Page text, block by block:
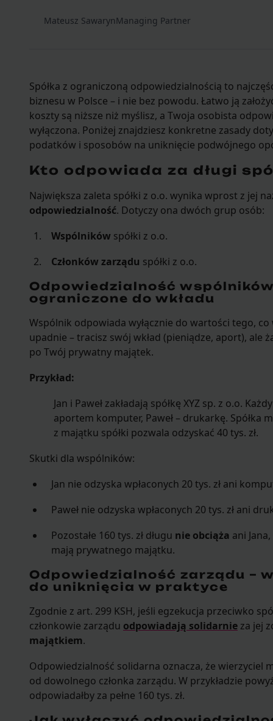
Mateusz SawarynManaging Partner
Spółka z ograniczoną odpowiedzialnością to
biznesu w Polsce – i nie bez powodu. Łatwo ją
koszty są niższe niż myślisz, a Twoja osobista
wyłączona. Poniżej znajdziesz konkretne zasady
podatków i sposobów na uniknięcie podwójnego
Kto odpowiada za długi
Największa zaleta spółki z o.o. wynika wprost z jej
odpowiedzialność. Dotyczy ona dwóch grup osób:
Wspólników spółki z o.o.
Członków zarządu spółki z o.o.
Odpowiedzialność
ograniczone do wkładu
Wspólnik odpowiada wyłącznie do wartości tego, co
upadnie – tracisz swój wkład (pieniądze, aport), ale
po Twój prywatny majątek.
Przykład:
Jan i Paweł zakładają spółkę XYZ sp. z o.o.
aportem komputer, Paweł – drukarkę. Spółka
z majątku spółki pozwala odzyskać 40 tys. zł.
Skutki dla wspólników:
Jan nie odzyska wpłaconych 20 tys. zł ani
Paweł nie odzyska wpłaconych 20 tys. zł ani
Pozostałe 160 tys. zł długu nie obciąża ani
mają prywatnego majątku.
Odpowiedzialność zarządu –
do uniknięcia w praktyce
Zgodnie z art. 299 KSH, jeśli egzekucja przeciwko
członkowie zarządu odpowiadają solidarnie za jej
majątkiem.
Odpowiedzialność solidarna oznacza, że wierzyciel
od dowolnego członka zarządu. W przykładzie
odpowiadałby za pełne 160 tys. zł.